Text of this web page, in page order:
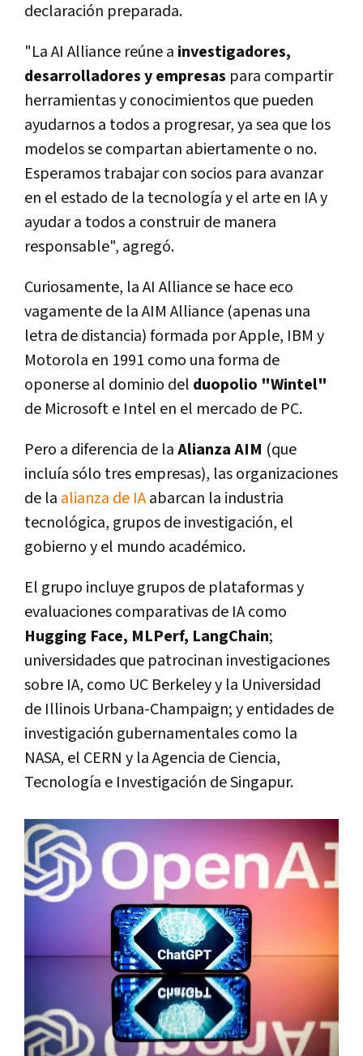
declaración preparada.
"La AI Alliance reúne a investigadores,
desarrolladores y empresas para compartir
herramientas y conocimientos que pueden
ayudarnos a todos a progresar, ya sea que los
modelos se compartan abiertamente o no.
Esperamos trabajar con socios para avanzar
en el estado de la tecnología y el arte en IA y
ayudar a todos a construir de manera
responsable", agregó.
Curiosamente, la AI Alliance se hace eco
vagamente de la AIM Alliance (apenas una
letra de distancia) formada por Apple, IBM y
Motorola en 1991 como una forma de
oponerse al dominio del duopolio "Wintel"
de Microsoft e Intel en el mercado de PC.
Pero a diferencia de laAlianza AIM (que
incluía sólo tres empresas), las organizaciones
de la alianza de IAabarcan la industria
tecnológica, grupos de investigación, el
gobierno y el mundo académico.
El grupo incluye grupos de plataformas y
evaluaciones comparativas de IA como
Hugging Face, MLPerf, LangChain;
universidades que patrocinan investigaciones
sobre IA, como UC Berkeley y la Universidad
de Illinois Urbana-Champaign; y entidades de
investigación gubernamentales como la
NASA, el CERN y la Agencia de Ciencia,
Tecnología e Investigación de Singapur.